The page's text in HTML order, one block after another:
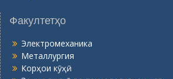
Факултетҳо
Электромеханика
Металлургия
Корҳои кӯҳӣ